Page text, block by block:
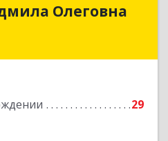
Олеговна
29
г, П.Лумумбы ул, дом №